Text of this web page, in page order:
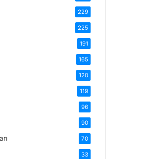
229
225
191
165
120
119
96
90
70
33